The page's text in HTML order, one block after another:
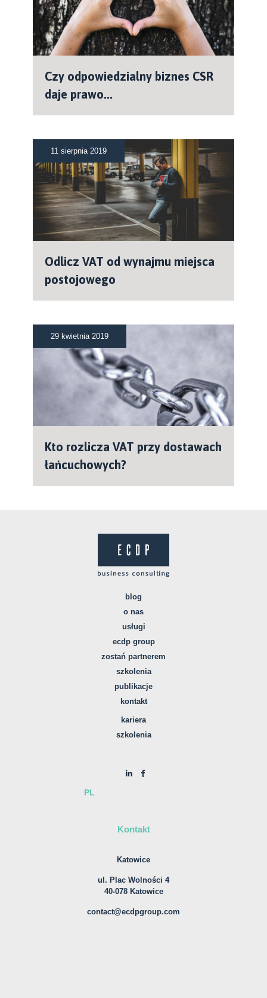
Czy odpowiedzialny biznes CSR
daje prawo...
11 sierpnia 2019
Odlicz VAT od wynajmu miejsca
postojowego
29 kwietnia 2019
Kto rozlicza VAT przy dostawach
łańcuchowych?
blog
o nas
usługi
ecdp group
zostań partnerem
szkolenia
publikacje
kontakt
kariera
szkolenia
PL
Kontakt
Katowice
ul. Plac Wolności 4
40-078 Katowice
contact@ecdpgroup.com